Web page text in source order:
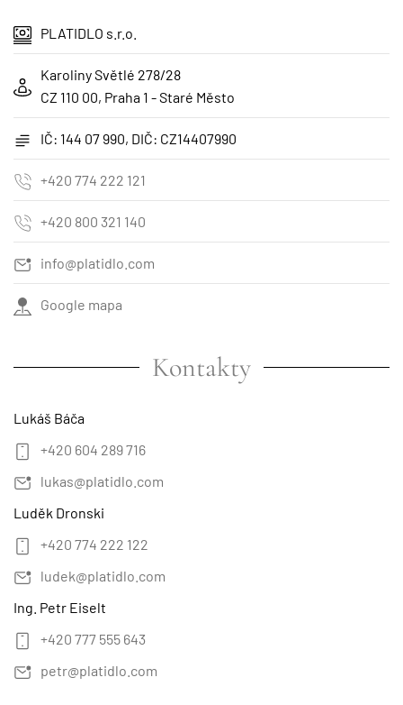
PLATIDLO s.r.o.
Karoliny Světlé 278/28
CZ 110 00, Praha 1 - Staré Město
IČ: 144 07 990, DIČ: CZ14407990
+420 774 222 121
+420 800 321 140
info@platidlo.com
Google mapa
Kontakty
Lukáš Báča
+420 604 289 716
lukas@platidlo.com
Luděk Dronski
+420 774 222 122
ludek@platidlo.com
Ing. Petr Eiselt
+420 777 555 643
petr@platidlo.com